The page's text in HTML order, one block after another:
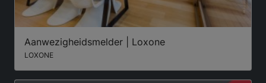
Aanwezigheidsmelder | Loxone
LOXONE